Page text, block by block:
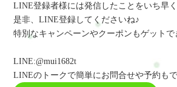
LINE登録者様には発信したことをいち早
是非、LINE登録してくださいね♪
特別なキャンペーンやクーポンもゲットで
LINE:@mui1682t
LINEのトークで簡単にお問合せや予約 も